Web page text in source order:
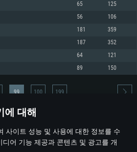
에 대해
사이트 성능 및 사용에 대한 정보를 수
어 기능 제공과 콘텐츠 및 광고를 개
클라이언트)
클라이언트)
, 최신 그래픽 드라이버를 지원하는 NVIDIA
급의 성능을 가지며 최신 그래픽 드라이버를
만; 최소사양 지원 해상도 720p) 이상
클라이언트)
65 125
56 106
181 359
187 352
64 121
89 150
다
99 100 199